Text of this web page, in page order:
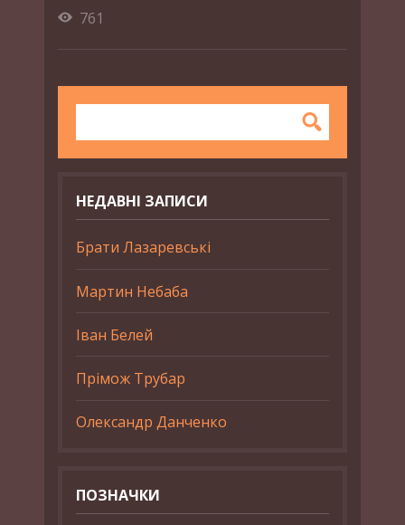
761
НЕДАВНІ ЗАПИСИ
Брати Лазаревські
Мартин Небаба
Іван Белей
Прімож Трубар
Олександр Данченко
ПОЗНАЧКИ